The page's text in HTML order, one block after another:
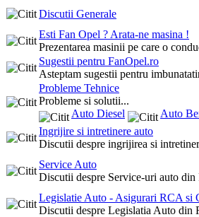
Discutii Generale
Esti Fan Opel ? Arata-ne masina !
Prezentarea masinii pe care o
Sugestii pentru FanOpel.ro
Asteptam sugestii pentru
Probleme Tehnice
Probleme si solutii...
Auto Diesel
Auto
Ingrijire si intretinere auto
Discutii despre ingrijirea si
Service Auto
Discutii despre Service-uri auto din
Legislatie Auto - Asigurari RCA si
Discutii despre Legislatia Auto din